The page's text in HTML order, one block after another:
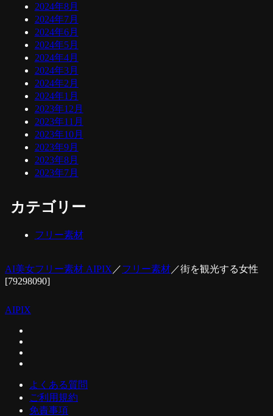
2024年8月
2024年7月
2024年6月
2024年5月
2024年4月
2024年3月
2024年2月
2024年1月
2023年12月
2023年11月
2023年10月
2023年9月
2023年8月
2023年7月
カテゴリー
フリー素材
AI美女フリー素材 AIPIX ／フリー素材 ／街を観光する女性
[79298090]
AIPIX
よくある質問
ご利用規約
免責事項